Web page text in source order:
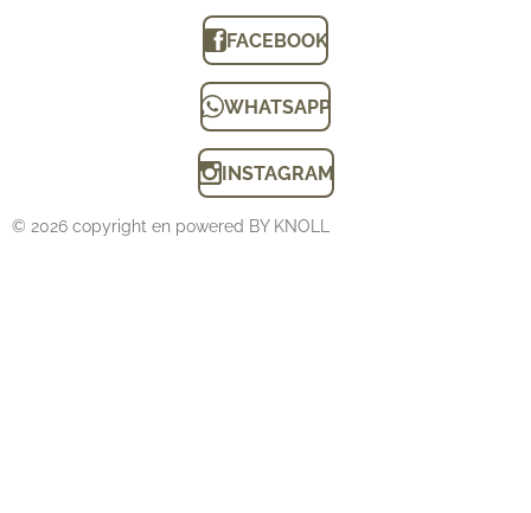
FACEBOOK
WHATSAPP
INSTAGRAM
© 2026 copyright en powered BY KNOLL